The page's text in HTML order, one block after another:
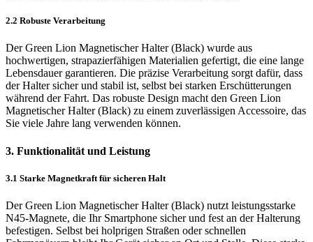
2.2 Robuste Verarbeitung
Der Green Lion Magnetischer Halter (Black) wurde aus
hochwertigen, strapazierfähigen Materialien gefertigt, die eine lange
Lebensdauer garantieren. Die präzise Verarbeitung sorgt dafür, dass
der Halter sicher und stabil ist, selbst bei starken Erschütterungen
während der Fahrt. Das robuste Design macht den Green Lion
Magnetischer Halter (Black) zu einem zuverlässigen Accessoire, das
Sie viele Jahre lang verwenden können.
3. Funktionalität und Leistung
3.1 Starke Magnetkraft für sicheren Halt
Der Green Lion Magnetischer Halter (Black) nutzt leistungsstarke
N45-Magnete, die Ihr Smartphone sicher und fest an der Halterung
befestigen. Selbst bei holprigen Straßen oder schnellen